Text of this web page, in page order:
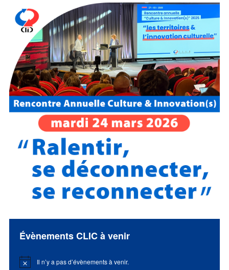
Évènements CLIC à venir
Notice Il n’y a pas d’évènements à venir.